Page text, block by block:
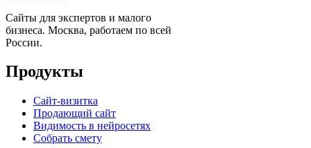
Сайты для экспертов и малого
бизнеса. Москва, работаем по всей
России.
Продукты
Сайт-визитка
Продающий сайт
Видимость в нейросетях
Собрать смету